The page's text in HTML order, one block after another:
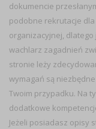
dokumencie
podobne rekrutacje
organizacyjnej, dlatego
wachlarz zagadnień
stronie leży
wymagań są
Twoim przypadku. Na
dodatkowe
Jeżeli posiadasz opisy